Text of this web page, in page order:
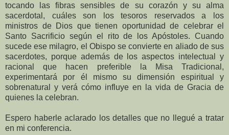
tocando las fibras sensibles de su corazón y su alma
sacerdotal, cuáles son los tesoros reservados a los
ministros de Dios que tienen oportunidad de celebrar el
Santo Sacrificio según el rito de los Apóstoles. Cuando
sucede ese milagro, el Obispo se convierte en aliado de sus
sacerdotes, porque además de los aspectos intelectual y
racional que hacen preferible la Misa Tradicional,
experimentará por él mismo su dimensión espiritual y
sobrenatural y verá cómo influye en la vida de Gracia de
quienes la celebran.
Espero haberle aclarado los detalles que no llegué a tratar
en mi conferencia.